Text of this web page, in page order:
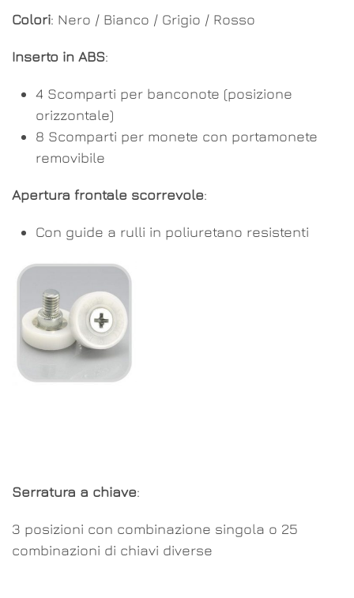
Colori: Nero / Bianco / Grigio / Rosso
Inserto in ABS:
4 Scomparti per banconote (posizione
orizzontale)
8 Scomparti per monete con portamonete
removibile
Apertura frontale scorrevole:
Con guide a rulli in poliuretano resistenti
Serratura a chiave:
3 posizioni con combinazione singola o 25
combinazioni di chiavi diverse